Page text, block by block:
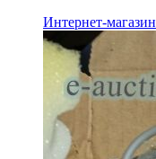
Интернет-магазин